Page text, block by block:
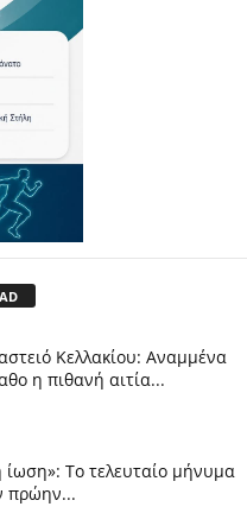
Κελλακίου: Αναμμένα
η πιθανή αιτία...
ίωση»: Το τελευταίο μήνυμα
πρώην...